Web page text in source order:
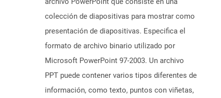
colección de diapositivas para mostrar como
presentación de diapositivas. Especifica el
formato de archivo binario utilizado por
Microsoft PowerPoint 97-2003. Un archivo
PPT puede contener varios tipos diferentes de
información, como texto, puntos con viñetas,